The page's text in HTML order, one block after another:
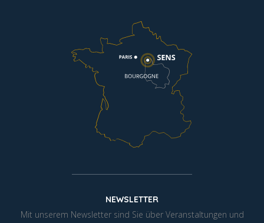
NEWSLETTER
Mit unserem Newsletter sind Sie über Veranstaltungen und